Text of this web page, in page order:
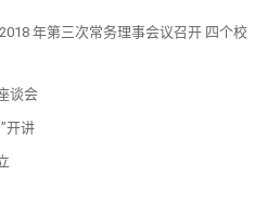
年第三次常务理事会议召开 四个校
谈会
开讲